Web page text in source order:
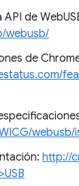
de
webusb/
de
webusb/
http://